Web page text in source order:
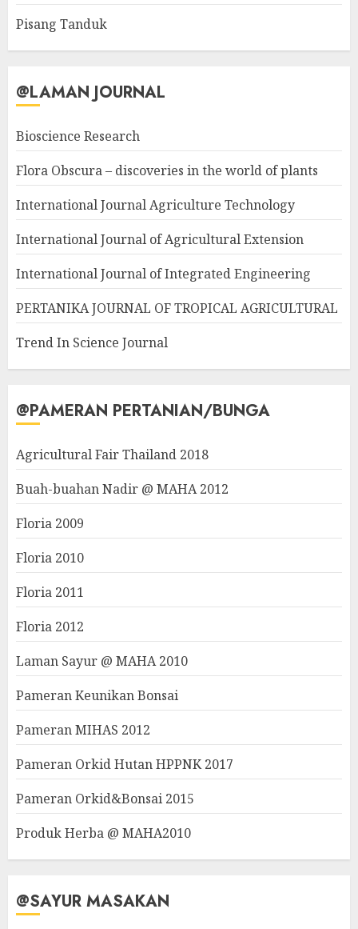
Pisang Tanduk
@LAMAN JOURNAL
Bioscience Research
Flora Obscura – discoveries in the world of plants
International Journal Agriculture Technology
International Journal of Agricultural Extension
International Journal of Integrated Engineering
PERTANIKA JOURNAL OF TROPICAL AGRICULTURAL
Trend In Science Journal
@PAMERAN PERTANIAN/BUNGA
Agricultural Fair Thailand 2018
Buah-buahan Nadir @ MAHA 2012
Floria 2009
Floria 2010
Floria 2011
Floria 2012
Laman Sayur @ MAHA 2010
Pameran Keunikan Bonsai
Pameran MIHAS 2012
Pameran Orkid Hutan HPPNK 2017
Pameran Orkid&Bonsai 2015
Produk Herba @ MAHA2010
@SAYUR MASAKAN